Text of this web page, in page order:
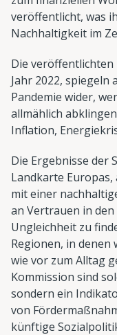
veröffentlicht, was
Nachhaltigkeit im
Die veröffentlichten
Jahr 2022, spiegeln
Pandemie wider,
allmählich
Inflation,
Die Ergebnisse der
Landkarte
mit einer
an Vertrauen in
Ungleichheit zu
Regionen, in
wie vor zum Alltag
Kommission sind
sondern ein
von
künftige